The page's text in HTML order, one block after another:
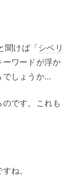
聞けば「シベリ
ワードが浮か
でしょうか…
です。これも
ね。